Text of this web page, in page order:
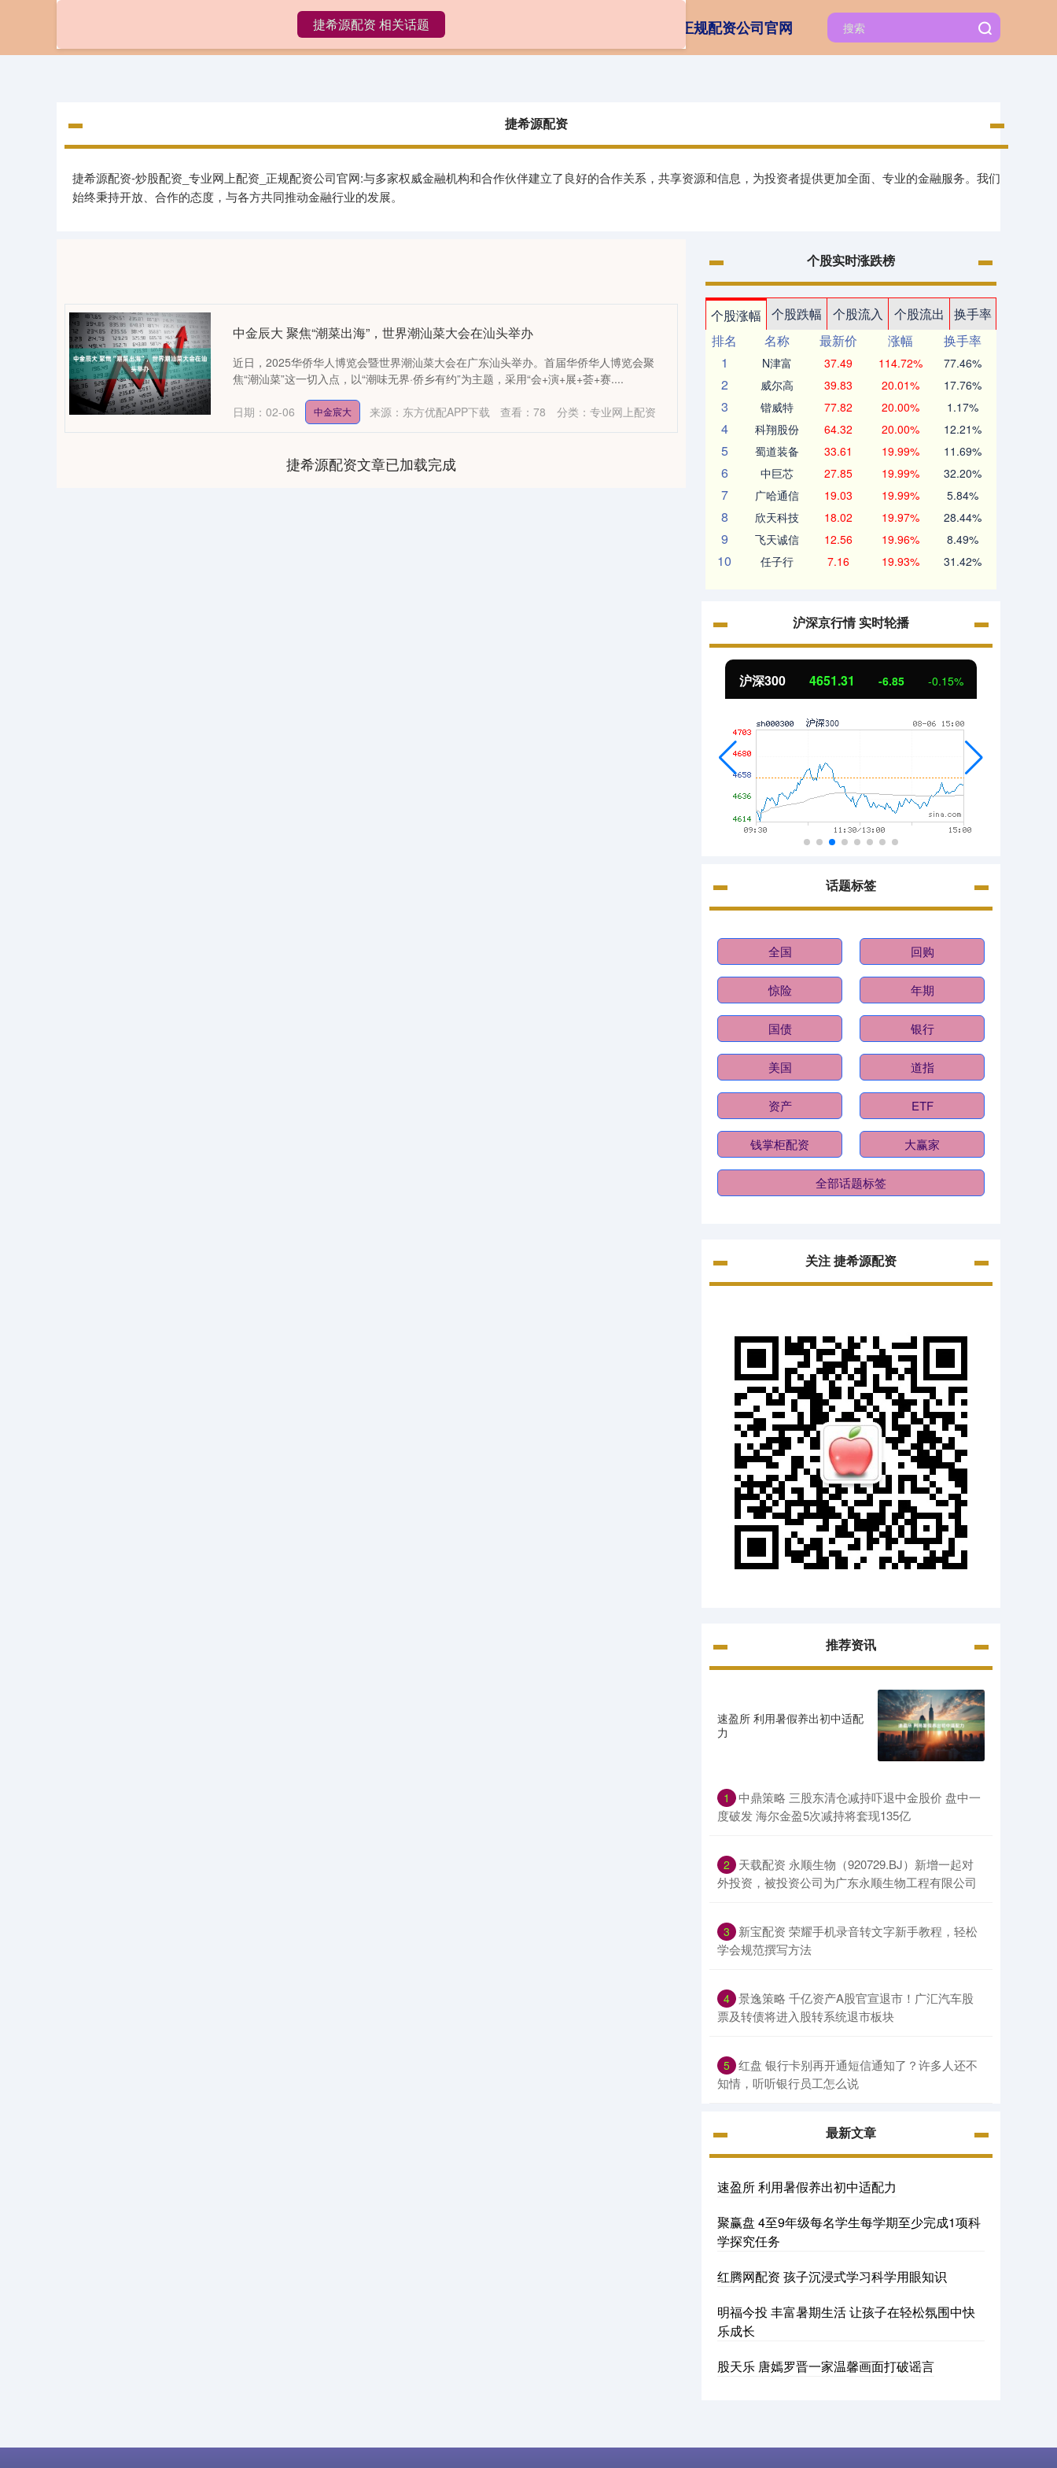
捷希源配资 正规配资公司官网
捷希源配资
捷希源配资-炒股配资_专业网上配资_正规配资公司官网:与多家权威金融机构和合作伙伴建立了良好的合作关系，共享资源和信息，为投资者提供更加全面、专业的金融服务。我们
始终秉持开放、合作的态度，与各方共同推动金融行业的发展。
捷希源配资 相关话题
中金辰大 聚焦“潮菜出海”，世界潮汕菜大会在汕头举办
近日，2025华侨华人博览会暨世界潮汕菜大会在广东汕头举办。首届华侨华人博览会聚
焦“潮汕菜”这一切入点，以“潮味无界·侨乡有约”为主题，采用“会+演+展+荟+赛....
日期：02-06 中金宸大 来源：东方优配APP下载 查看： 78 分类： 专业网上配资
捷希源配资文章已加载完成
个股实时涨跌榜
个股涨幅 个股跌幅 个股流入 个股流出
换手率
排名
名称 最新价 涨幅
换手率
1
N津富 37.49 114.72% 77.46%
2 威尔高 39.83 20.01% 17.76%
3 锴威特 77.82 20.00% 1.17%
4 科翔股份 64.32 20.00% 12.21%
5 蜀道装备 33.61 19.99% 11.69%
6 中巨芯 27.85 19.99% 32.20%
7 广哈通信 19.03 19.99% 5.84%
8 欣天科技 18.02 19.97% 28.44%
9 飞天诚信 12.56 19.96% 8.49%
10 任子行 7.16 19.93% 31.42%
沪深京行情 实时轮播
沪深300 4651.31 -6.85 -0.15%
话题标签
全国 回购
惊险 年期
国债 银行
美国 道指
资产 ETF
钱掌柜配资 大赢家
全部话题标签
关注 捷希源配资
推荐资讯
速盈所 利用暑假养出初中适配
力
1
中鼎策略 三股东清仓减持吓退中金股价 盘中一
度破发 海尔金盈5次减持将套现135亿
2
天载配资 永顺生物（920729.BJ）新增一起对
外投资，被投资公司为广东永顺生物工程有限公司
3
新宝配资 荣耀手机录音转文字新手教程，轻松
学会规范撰写方法
4 景逸策略 千亿资产A股官宣退市！广汇汽车股
票及转债将进入股转系统退市板块
5 红盘 银行卡别再开通短信通知了？许多人还不
知情，听听银行员工怎么说
最新文章
速盈所 利用暑假养出初中适配力
聚赢盘 4至9年级每名学生每学期至少完成1项科
学探究任务
红腾网配资 孩子沉浸式学习科学用眼知识
明福今投 丰富暑期生活 让孩子在轻松氛围中快
乐成长
股天乐 唐嫣罗晋一家温馨画面打破谣言